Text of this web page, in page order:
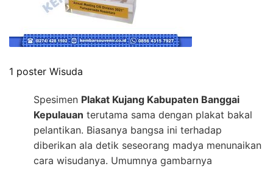
1 poster Wisuda
Spesimen Plakat Kujang Kabupaten Banggai
Kepulauan terutama sama dengan plakat bakal
pelantikan. Biasanya bangsa ini terhadap
diberikan ala detik seseorang madya menunaikan
cara wisudanya. Umumnya gambarnya